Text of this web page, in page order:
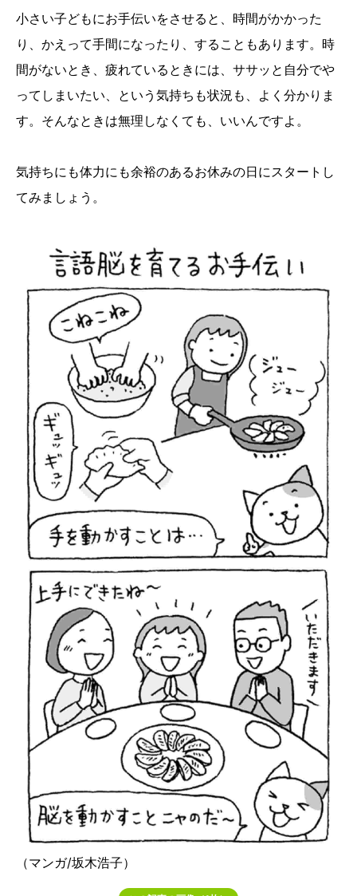
小さい子どもにお手伝いをさせると、時間がかかった
り、かえって手間になったり、することもあります。時
間がないとき、疲れているときには、ササッと自分でや
ってしまいたい、という気持ちも状況も、よく分かりま
す。そんなときは無理しなくても、いいんですよ。
気持ちにも体力にも余裕のあるお休みの日にスタートし
てみましょう。
（マンガ/坂木浩子）